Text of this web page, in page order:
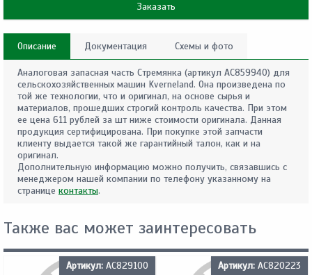
Заказать
Описание Документация Схемы и фото
Аналоговая запасная часть Стремянка (артикул AC859940) для
сельскохозяйственных машин Kverneland. Она произведена по
той же технологии, что и оригинал, на основе сырья и
материалов, прошедших строгий контроль качества. При этом
ее цена 611 рублей за шт ниже стоимости оригинала. Данная
продукция сертифицирована. При покупке этой запчасти
клиенту выдается такой же гарантийный талон, как и на
оригинал.
Дополнительную информацию можно получить, связавшись с
менеджером нашей компании по телефону указанному на
странице контакты.
Также вас может заинтересовать
Артикул: AC829100 Артикул: AC820223